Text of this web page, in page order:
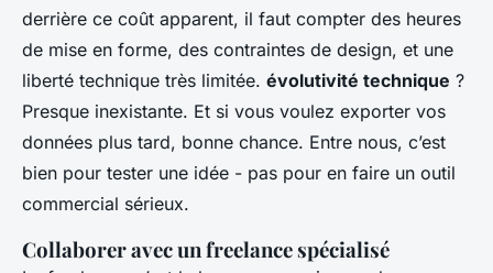
derrière ce coût apparent, il faut compter des heures
de mise en forme, des contraintes de design, et une
liberté technique très limitée. évolutivité technique ?
Presque inexistante. Et si vous voulez exporter vos
données plus tard, bonne chance. Entre nous, c’est
bien pour tester une idée - pas pour en faire un outil
commercial sérieux.
Collaborer avec un freelance spécialisé